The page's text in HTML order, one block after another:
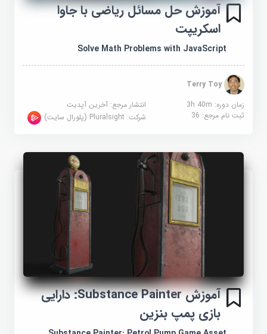
آموزش حل مسائل ریاضی با جاوا
اسکریپت
Solve Math Problems with JavaScript
Terry Toy
زمان دوره: 3h 40m
انتشار مرجع:آخرین آپدیت
ثبت نام مرجع:36 شرکت:Pluralsight (پلورال سایت)
آموزش Substance Painter: دارایی
بازی پمپ بنزین